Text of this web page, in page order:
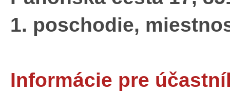
1. poschodie,
Informácie pre